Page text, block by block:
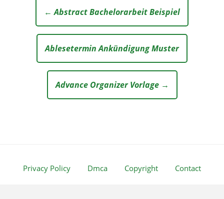
← Abstract Bachelorarbeit Beispiel
Ablesetermin Ankündigung Muster
Advance Organizer Vorlage →
Privacy Policy Dmca Copyright Contact